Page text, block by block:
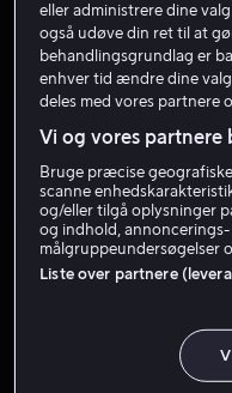
Fra 59 kr
eller administrere dine
også udøve din ret til at
behandlingsgrundlag er
enhver tid ændre dine
deles med vores partnere
Vi og vores partnere
Bruge præcise
scanne
og/eller tilgå oplysninger
og indhold, annoncerings-
målgruppeundersøgelser
Liste over partnere